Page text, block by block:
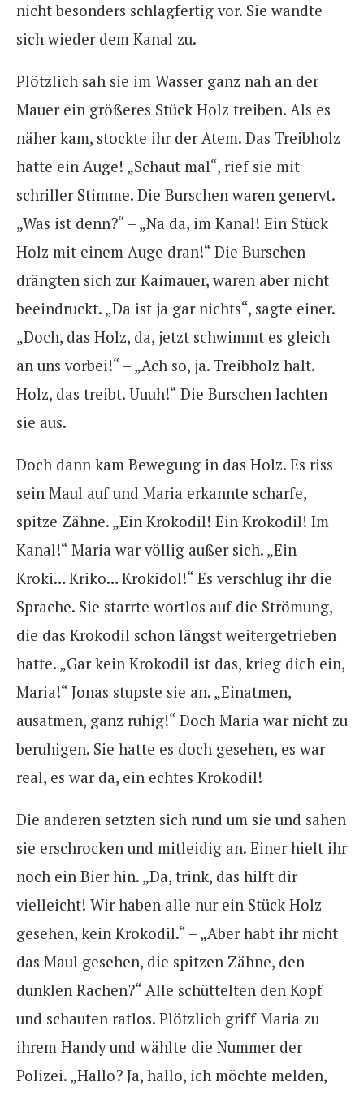
nicht besonders schlagfertig vor. Sie wandte
sich wieder dem Kanal zu.
Plötzlich sah sie im Wasser ganz nah an der
Mauer ein größeres Stück Holz treiben. Als es
näher kam, stockte ihr der Atem. Das Treibholz
hatte ein Auge! „Schaut mal“, rief sie mit
schriller Stimme. Die Burschen waren genervt.
„Was ist denn?“ – „Na da, im Kanal! Ein Stück
Holz mit einem Auge dran!“ Die Burschen
drängten sich zur Kaimauer, waren aber nicht
beeindruckt. „Da ist ja gar nichts“, sagte einer.
„Doch, das Holz, da, jetzt schwimmt es gleich
an uns vorbei!“ – „Ach so, ja. Treibholz halt.
Holz, das treibt. Uuuh!“ Die Burschen lachten
sie aus.
Doch dann kam Bewegung in das Holz. Es riss
sein Maul auf und Maria erkannte scharfe,
spitze Zähne. „Ein Krokodil! Ein Krokodil! Im
Kanal!“ Maria war völlig außer sich. „Ein
Kroki… Kriko… Krokidol!“ Es verschlug ihr die
Sprache. Sie starrte wortlos auf die Strömung,
die das Krokodil schon längst weitergetrieben
hatte. „Gar kein Krokodil ist das, krieg dich ein,
Maria!“ Jonas stupste sie an. „Einatmen,
ausatmen, ganz ruhig!“ Doch Maria war nicht zu
beruhigen. Sie hatte es doch gesehen, es war
real, es war da, ein echtes Krokodil!
Die anderen setzten sich rund um sie und sahen
sie erschrocken und mitleidig an. Einer hielt ihr
noch ein Bier hin. „Da, trink, das hilft dir
vielleicht! Wir haben alle nur ein Stück Holz
gesehen, kein Krokodil.“ – „Aber habt ihr nicht
das Maul gesehen, die spitzen Zähne, den
dunklen Rachen?“ Alle schüttelten den Kopf
und schauten ratlos. Plötzlich griff Maria zu
ihrem Handy und wählte die Nummer der
Polizei. „Hallo? Ja, hallo, ich möchte melden,